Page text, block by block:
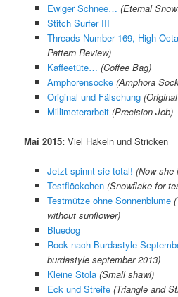
Ewiger Schnee… (Eternal
Stitch Surfer III
Threads Number 169, High-
Pattern Review)
Kaffeetüte… (Coffee Bag)
Amphorensocke (Amphora
Original und Fälschung
Millimeterarbeit (Precision Job)
Mai 2015: Viel Häkeln und Stricken
Jetzt spinnt sie total! (Now she
Testflöckchen (Snowflake for
Testmütze ohne Sonnenblume
without sunflower)
Bluedog
Rock nach Burdastyle
burdastyle september 2013)
Kleine Stola (Small shawl)
Eck und Streife (Triangle and